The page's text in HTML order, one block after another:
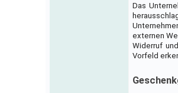
Das
externen
Widerruf
Vorfeld